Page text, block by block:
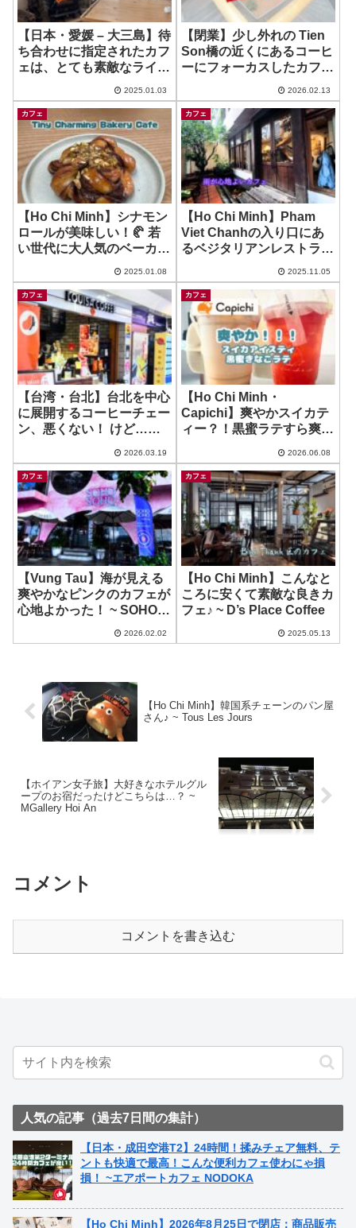
【日本・愛媛 – 大三島】待
ち合わせに指定されたカフ
ェは、とても素敵なライダ
cabana
2025.01.03
【閉業】少し外れの Tien
Son橋の近くにあるコーヒ
ーにフォーカスしたカフェ
2026.02.13
カフェ
【Ho Chi Minh】シナモン
ロールが美味しい！🥐 若
い世代に大人気のベーカリ
Kisses
2025.01.08
カフェ
【Ho Chi Minh】Pham
Viet Chanhの入り口にあ
るベジタリアンレストラン
& Now
2025.11.05
カフェ
【台湾・台北】台北を中心
に展開するコーヒーチェー
ン、悪くない！ けど…？~
2026.03.19
カフェ
【Ho Chi Minh・
Capichi】爽やかスイカテ
ィー？！黒蜜ラテすら爽や
La Lua
2026.06.08
カフェ
【Vung Tau】海が見える
爽やかなピンクのカフェが
心地よかった！ ~ SOHO
2026.02.02
カフェ
【Ho Chi Minh】こんなと
ころに安くて素敵な良きカ
フェ♪ ~ D’s Place Coffee
2025.05.13
【Ho Chi Minh】韓国系チェーンのパン屋
さん♪ ~ Tous Les Jours
【ホイアン女子旅】大好きなホテルグル
ープのお宿だったけどこちらは…？ ~
MGallery Hoi An
コメント
コメントを書き込む
人気の記事（過去7日間の集計）
【日本・成田空港T2】24時間！揉みチェア無料、テ
ントも快適で最高！こんな便利カフェ使わにゃ損
損！ ~エアポートカフェ NODOKA
【Ho Chi Minh】2026年8月25日で閉店：商品販売